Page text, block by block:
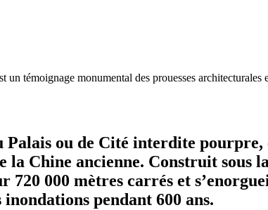
témoignage monumental des prouesses
ou de Cité interdite
Chine ancienne. Construit sous
720 000 mètres carrés et
pendant 600 ans.